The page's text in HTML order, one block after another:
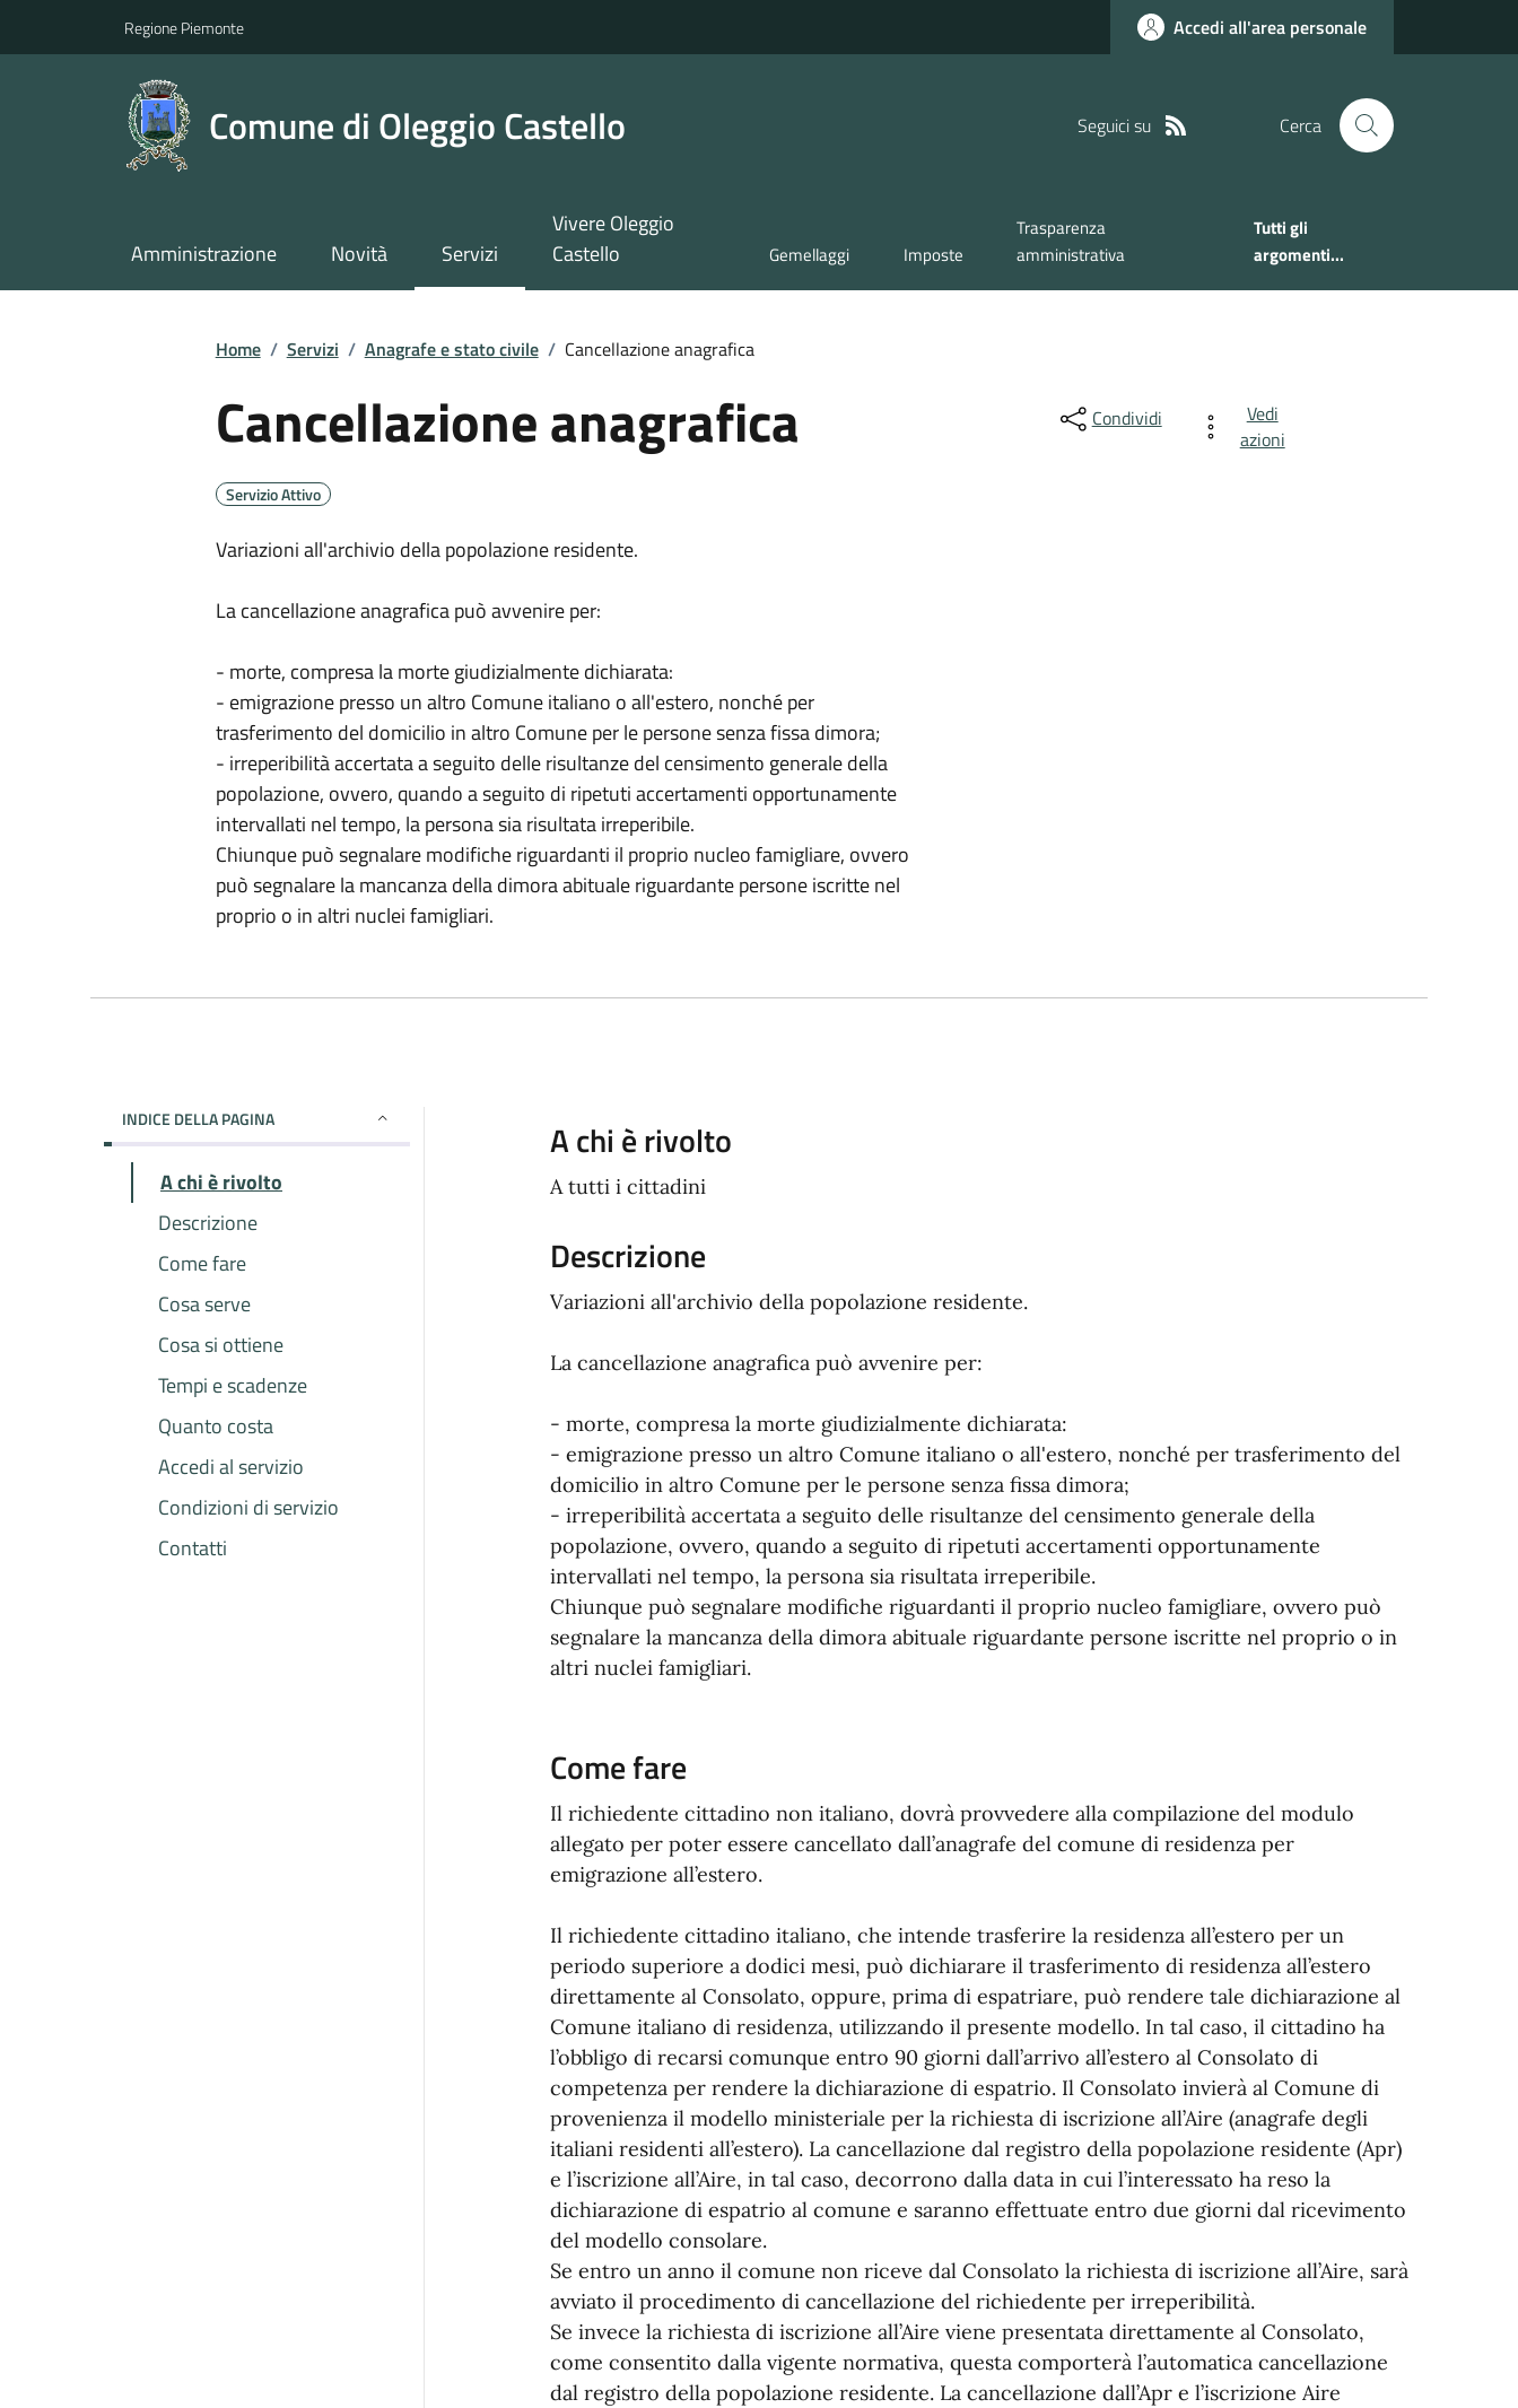
Regione Piemonte Accedi all'area personale
Comune di Oleggio Castello Seguici su Cerca
Amministrazione Novità Servizi
Vivere Oleggio
Castello
Gemellaggi Imposte
Trasparenza
amministrativa
Tutti gli
argomenti...
Home / Servizi / Anagrafe e stato civile / Cancellazione anagrafica
Cancellazione anagrafica
Servizio Attivo
Variazioni all'archivio della popolazione residente.
La cancellazione anagrafica può avvenire per:
- morte, compresa la morte giudizialmente dichiarata:
- emigrazione presso un altro Comune italiano o all'estero, nonché per
trasferimento del domicilio in altro Comune per le persone senza fissa dimora;
- irreperibilità accertata a seguito delle risultanze del censimento generale della
popolazione, ovvero, quando a seguito di ripetuti accertamenti opportunamente
intervallati nel tempo, la persona sia risultata irreperibile.
Chiunque può segnalare modifiche riguardanti il proprio nucleo famigliare, ovvero
può segnalare la mancanza della dimora abituale riguardante persone iscritte nel
proprio o in altri nuclei famigliari.
Condividi
Vedi
azioni
INDICE DELLA PAGINA
A chi è rivolto
Descrizione
Come fare
Cosa serve
Cosa si ottiene
Tempi e scadenze
Quanto costa
Accedi al servizio
Condizioni di servizio
Contatti
A chi è rivolto
A tutti i cittadini
Descrizione
Variazioni all'archivio della popolazione residente.
La cancellazione anagrafica può avvenire per:
- morte, compresa la morte giudizialmente dichiarata:
- emigrazione presso un altro Comune italiano o all'estero, nonché per trasferimento del
domicilio in altro Comune per le persone senza fissa dimora;
- irreperibilità accertata a seguito delle risultanze del censimento generale della
popolazione, ovvero, quando a seguito di ripetuti accertamenti opportunamente
intervallati nel tempo, la persona sia risultata irreperibile.
Chiunque può segnalare modifiche riguardanti il proprio nucleo famigliare, ovvero può
segnalare la mancanza della dimora abituale riguardante persone iscritte nel proprio o in
altri nuclei famigliari.
Come fare
Il richiedente cittadino non italiano, dovrà provvedere alla compilazione del modulo
allegato per poter essere cancellato dall’anagrafe del comune di residenza per
emigrazione all’estero.
Il richiedente cittadino italiano, che intende trasferire la residenza all’estero per un
periodo superiore a dodici mesi, può dichiarare il trasferimento di residenza all’estero
direttamente al Consolato, oppure, prima di espatriare, può rendere tale dichiarazione al
Comune italiano di residenza, utilizzando il presente modello. In tal caso, il cittadino ha
l’obbligo di recarsi comunque entro 90 giorni dall’arrivo all’estero al Consolato di
competenza per rendere la dichiarazione di espatrio. Il Consolato invierà al Comune di
provenienza il modello ministeriale per la richiesta di iscrizione all’Aire (anagrafe degli
italiani residenti all’estero). La cancellazione dal registro della popolazione residente (Apr)
e l’iscrizione all’Aire, in tal caso, decorrono dalla data in cui l’interessato ha reso la
dichiarazione di espatrio al comune e saranno effettuate entro due giorni dal ricevimento
del modello consolare.
Se entro un anno il comune non riceve dal Consolato la richiesta di iscrizione all’Aire, sarà
avviato il procedimento di cancellazione del richiedente per irreperibilità.
Se invece la richiesta di iscrizione all’Aire viene presentata direttamente al Consolato,
come consentito dalla vigente normativa, questa comporterà l’automatica cancellazione
dal registro della popolazione residente. La cancellazione dall’Apr e l’iscrizione Aire